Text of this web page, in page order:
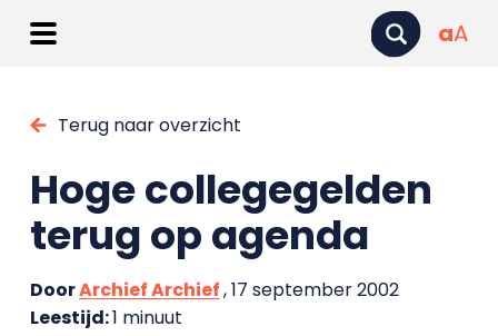
aA
Terug naar overzicht
Hoge collegegelden
terug op agenda
DoorArchief Archief, 17 september 2002
Leestijd:1 minuut